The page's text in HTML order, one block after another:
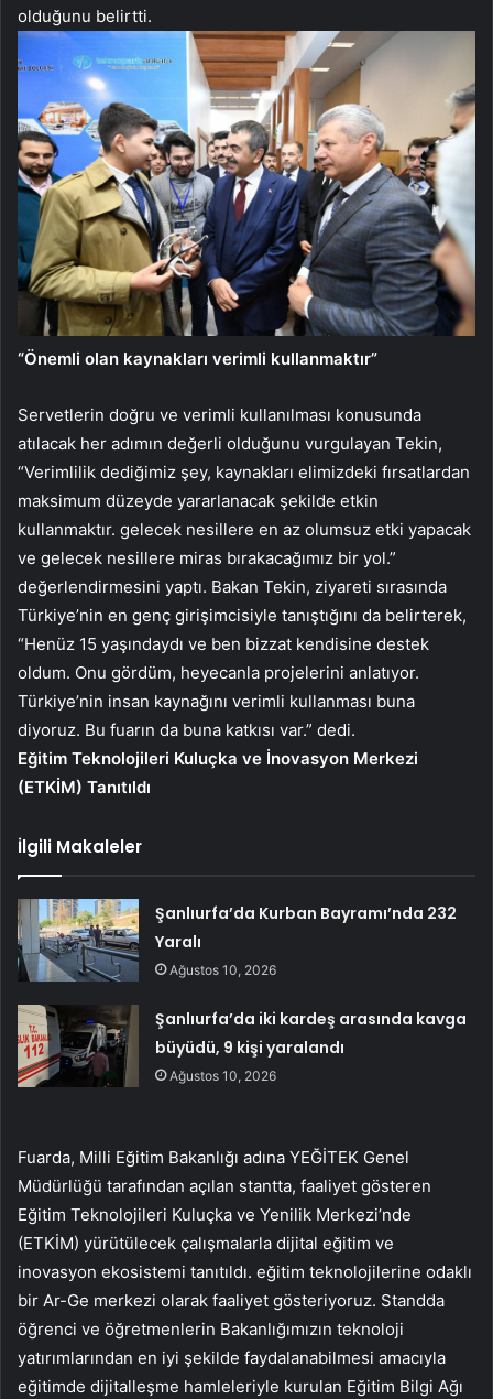
olduğunu belirtti.
“Önemli olan kaynakları verimli kullanmaktır”
Servetlerin doğru ve verimli kullanılması konusunda
atılacak her adımın değerli olduğunu vurgulayan Tekin,
“Verimlilik dediğimiz şey, kaynakları elimizdeki fırsatlardan
maksimum düzeyde yararlanacak şekilde etkin
kullanmaktır. gelecek nesillere en az olumsuz etki yapacak
ve gelecek nesillere miras bırakacağımız bir yol.”
değerlendirmesini yaptı. Bakan Tekin, ziyareti sırasında
Türkiye’nin en genç girişimcisiyle tanıştığını da belirterek,
“Henüz 15 yaşındaydı ve ben bizzat kendisine destek
oldum. Onu gördüm, heyecanla projelerini anlatıyor.
Türkiye’nin insan kaynağını verimli kullanması buna
diyoruz. Bu fuarın da buna katkısı var.” dedi.
Eğitim Teknolojileri Kuluçka ve İnovasyon Merkezi
(ETKİM) Tanıtıldı
İlgili Makaleler
Şanlıurfa’da Kurban Bayramı’nda 232
Yaralı
Ağustos 10, 2026
Şanlıurfa’da iki kardeş arasında kavga
büyüdü, 9 kişi yaralandı
Ağustos 10, 2026
Fuarda, Milli Eğitim Bakanlığı adına YEĞİTEK Genel
Müdürlüğü tarafından açılan stantta, faaliyet gösteren
Eğitim Teknolojileri Kuluçka ve Yenilik Merkezi’nde
(ETKİM) yürütülecek çalışmalarla dijital eğitim ve
inovasyon ekosistemi tanıtıldı. eğitim teknolojilerine odaklı
bir Ar-Ge merkezi olarak faaliyet gösteriyoruz. Standda
öğrenci ve öğretmenlerin Bakanlığımızın teknoloji
yatırımlarından en iyi şekilde faydalanabilmesi amacıyla
eğitimde dijitalleşme hamleleriyle kurulan Eğitim Bilgi Ağı